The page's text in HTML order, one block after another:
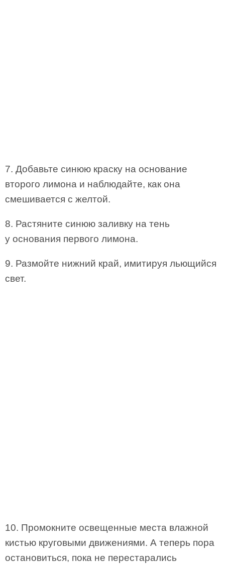
7. Добавьте синюю краску на основание
второго лимона и наблюдайте, как она
смешивается с желтой.
8. Растяните синюю заливку на тень
у основания первого лимона.
9. Размойте нижний край, имитируя льющийся
свет.
10. Промокните освещенные места влажной
кистью круговыми движениями. А теперь пора
остановиться, пока не перестарались